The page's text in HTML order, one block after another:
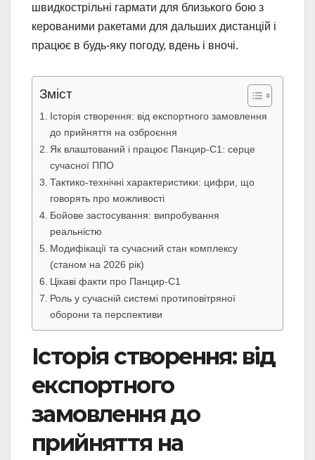
швидкострільні гармати для близького бою з
керованими ракетами для дальших дистанцій і
працює в будь-яку погоду, вдень і вночі.
Зміст
Історія створення: від експортного замовлення
до прийняття на озброєння
Як влаштований і працює Панцир-С1: серце
сучасної ППО
Тактико-технічні характеристики: цифри, що
говорять про можливості
Бойове застосування: випробування
реальністю
Модифікації та сучасний стан комплексу
(станом на 2026 рік)
Цікаві факти про Панцир-С1
Роль у сучасній системі протиповітряної
оборони та перспективи
Історія створення: від
експортного
замовлення до
прийняття на